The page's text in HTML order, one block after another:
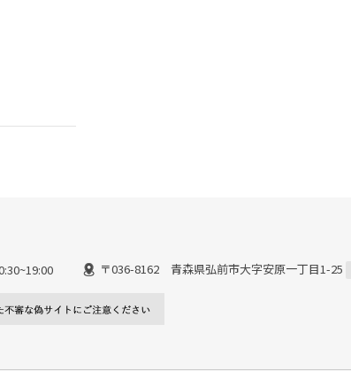
〒036-8162 青森県弘前市大字安原一丁目1-25